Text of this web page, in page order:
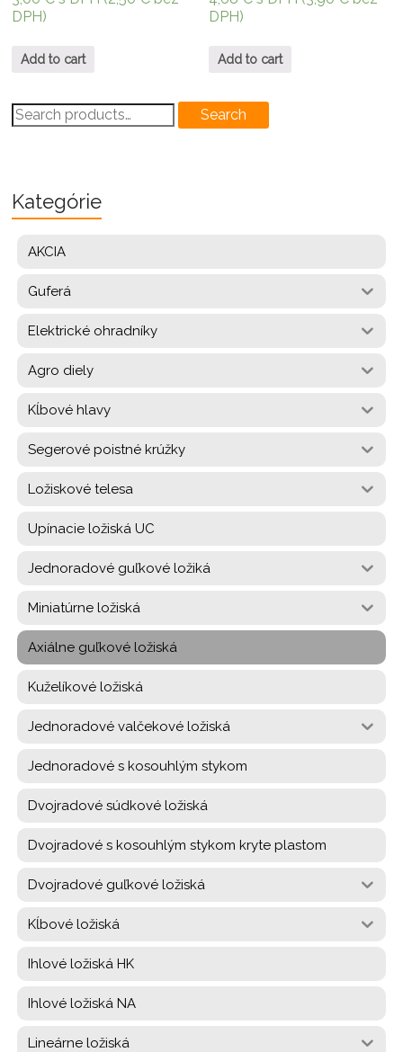
DPH)
Add to cart
DPH)
Add to cart
Search
for:
Search
Kategórie
AKCIA
Guferá
Elektrické ohradníky
Agro diely
Kĺbové hlavy
Segerové poistné krúžky
Ložiskové telesa
Upínacie ložiská UC
Jednoradové guľkové ložiká
Miniatúrne ložiská
Axiálne guľkové ložiská
Kuželíkové ložiská
Jednoradové valčekové ložiská
Jednoradové s kosouhlým stykom
Dvojradové súdkové ložiská
Dvojradové s kosouhlým stykom kryte plastom
Dvojradové guľkové ložiská
Kĺbové ložiská
Ihlové ložiská HK
Ihlové ložiská NA
Lineárne ložiská